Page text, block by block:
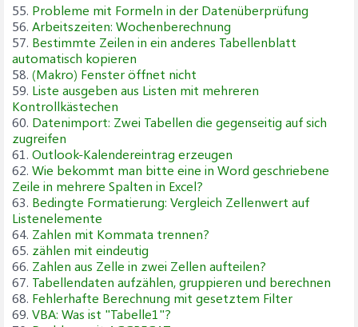
55. Probleme mit Formeln in der Datenüberprüfung
56. Arbeitszeiten: Wochenberechnung
57. Bestimmte Zeilen in ein anderes Tabellenblatt
automatisch kopieren
58. (Makro) Fenster öffnet nicht
59. Liste ausgeben aus Listen mit mehreren
Kontrollkästechen
60. Datenimport: Zwei Tabellen die gegenseitig auf sich
zugreifen
61. Outlook-Kalendereintrag erzeugen
62. Wie bekommt man bitte eine in Word geschriebene
Zeile in mehrere Spalten in Excel?
63. Bedingte Formatierung: Vergleich Zellenwert auf
Listenelemente
64. Zahlen mit Kommata trennen?
65. zählen mit eindeutig
66. Zahlen aus Zelle in zwei Zellen aufteilen?
67. Tabellendaten aufzählen, gruppieren und berechnen
68. Fehlerhafte Berechnung mit gesetztem Filter
69. VBA: Was ist "Tabelle1"?